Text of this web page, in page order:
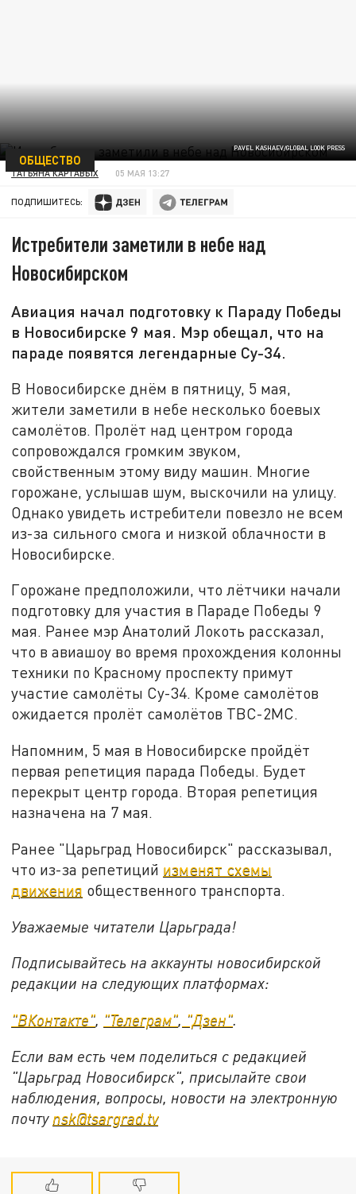
PAVEL KASHAEV/GLOBAL LOOK PRESS
ОБЩЕСТВО
ТАТЬЯНА КАРТАВЫХ 05 МАЯ 13:27
ПОДПИШИТЕСЬ:
Истребители заметили в небе над
Новосибирском
Авиация начал подготовку к Параду Победы
в Новосибирске 9 мая. Мэр обещал, что на
параде появятся легендарные Су-34.
В Новосибирске днём в пятницу, 5 мая,
жители заметили в небе несколько боевых
самолётов. Пролёт над центром города
сопровождался громким звуком,
свойственным этому виду машин. Многие
горожане, услышав шум, выскочили на улицу.
Однако увидеть истребители повезло не всем
из-за сильного смога и низкой облачности в
Новосибирске.
Горожане предположили, что лётчики начали
подготовку для участия в Параде Победы 9
мая. Ранее мэр Анатолий Локоть рассказал,
что в авиашоу во время прохождения колонны
техники по Красному проспекту примут
участие самолёты Су-34. Кроме самолётов
ожидается пролёт самолётов ТВС-2МС.
Напомним, 5 мая в Новосибирске пройдёт
первая репетиция парада Победы. Будет
перекрыт центр города. Вторая репетиция
назначена на 7 мая.
Ранее "Царьград Новосибирск" рассказывал,
что из-за репетиций изменят схемы
движения общественного транспорта.
Уважаемые читатели Царьграда!
Подписывайтесь на аккаунты новосибирской
редакции на следующих платформах:
"ВКонтакте", "Телеграм", "Дзен".
Если вам есть чем поделиться с редакцией
"Царьград Новосибирск", присылайте свои
наблюдения, вопросы, новости на электронную
почту nsk@tsargrad.tv